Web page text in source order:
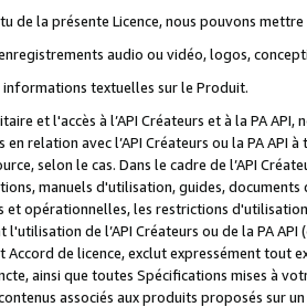
de la présente Licence, nous pouvons
audio ou vidéo, logos,
informations textuelles sur le Produit.
et l'accès à l’API Créateurs et à la PA
relation avec l’API Créateurs ou la PA
selon le cas. Dans le cadre de l’API
manuels d'utilisation, guides,
opérationnelles, les restrictions
de l’API Créateurs ou de la PA
Accord de licence, exclut expressément tout
ainsi que toutes Spécifications mises à
associés aux produits proposés sur